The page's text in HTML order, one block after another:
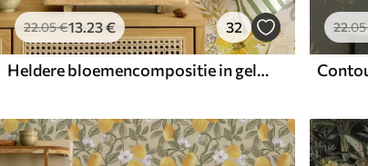
22.05€13.23€ 32
Heldere bloemencompositie in gele kleur
22.05